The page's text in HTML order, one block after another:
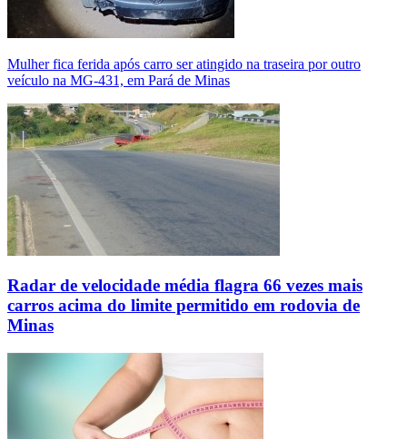
Mulher fica ferida após carro ser atingido na traseira por outro
veículo na MG-431, em Pará de Minas
Radar de velocidade média flagra 66 vezes mais
carros acima do limite permitido em rodovia de
Minas